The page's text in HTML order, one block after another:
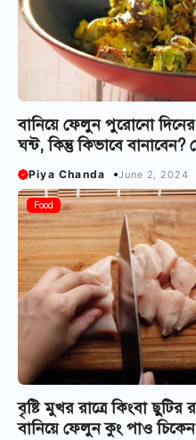
বানিয়ে ফেলুন পুরোনো দিনের
ঘন্ট, কিন্তু কিভাবে বানাবেন?
Piya Chanda June 2, 2024
Food
বৃষ্টি মুখর রাত্রে কিংবা ছুটির
বানিয়ে ফেলুন কুং পাও